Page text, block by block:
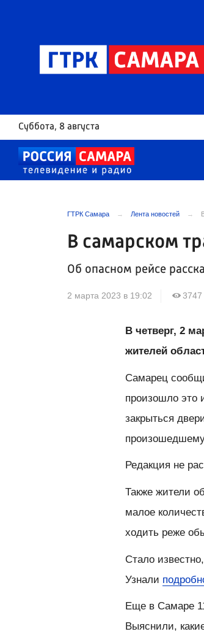
Суббота, 8 августа
ГТРК Самара Лента новостей
В самарском
Об опасном рейсе
2 марта 2023 в 19:02 3747
В четверг, 2
жителей
Самарец
произошло это
закрыться
Редакция не
Также жители
малое
ходить реже
Стало
Узнали
Еще в Самаре
Выяснили,